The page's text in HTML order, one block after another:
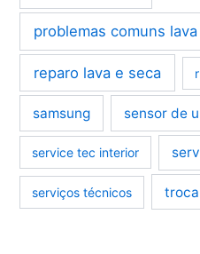
problemas comuns
reparo lava e seca
samsung sensor de
service tec interior
serviços técnicos